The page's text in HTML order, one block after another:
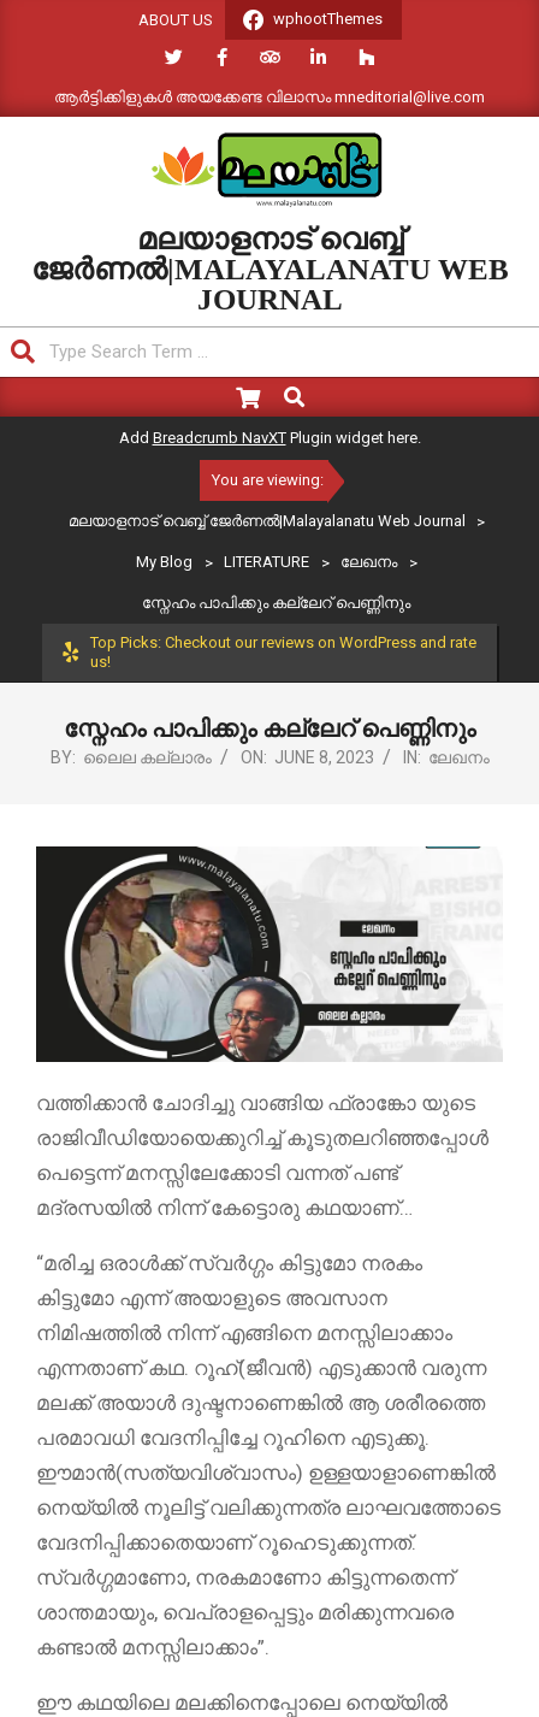
ABOUT US wphootThemes
ആർട്ടിക്കിളുകൾ അയക്കേണ്ട വിലാസം mneditorial@live.com
മലയാളനാട് വെബ്ബ്
ജേർണൽ|MALAYALANATU WEB
JOURNAL
Navigation
Search
Add Breadcrumb NavXTPlugin widget here.
You are viewing:
മലയാളനാട് വെബ്ബ് ജേർണൽ|Malayalanatu Web Journal >
My Blog > LITERATURE > ലേഖനം >
സ്നേഹം പാപിക്കും കല്ലേറ് പെണ്ണിനും
Top Picks: Checkout our reviews on WordPress and rate
us!
സ്നേഹം പാപിക്കും കല്ലേറ് പെണ്ണിനും
BY: ലൈല കല്ലാരം ON: JUNE 8, 2023 IN: ലേഖനം
വത്തിക്കാൻ ചോദിച്ചു വാങ്ങിയ ഫ്രാങ്കോ യുടെ
രാജിവീഡിയോയെക്കുറിച്ച് കൂടുതലറിഞ്ഞപ്പോൾ
പെട്ടെന്ന് മനസ്സിലേക്കോടി വന്നത് പണ്ട്
മദ്രസയിൽ നിന്ന് കേട്ടൊരു കഥയാണ്…
“മരിച്ച ഒരാൾക്ക് സ്വർഗ്ഗം കിട്ടുമോ നരകം
കിട്ടുമോ എന്ന് അയാളുടെ അവസാന
നിമിഷത്തിൽ നിന്ന് എങ്ങിനെ മനസ്സിലാക്കാം
എന്നതാണ് കഥ. റൂഹ്(ജീവൻ) എടുക്കാൻ വരുന്ന
മലക്ക് അയാൾ ദുഷ്ടനാണെങ്കിൽ ആ ശരീരത്തെ
പരമാവധി വേദനിപ്പിച്ചേ റൂഹിനെ എടുക്കൂ.
ഈമാൻ(സത്യവിശ്വാസം) ഉള്ളയാളാണെങ്കിൽ
നെയ്യിൽ നൂലിട്ട് വലിക്കുന്നത്ര ലാഘവത്തോടെ
വേദനിപ്പിക്കാതെയാണ് റൂഹെടുക്കുന്നത്.
സ്വർഗ്ഗമാണോ, നരകമാണോ കിട്ടുന്നതെന്ന്
ശാന്തമായും, വെപ്രാളപ്പെട്ടും മരിക്കുന്നവരെ
കണ്ടാൽ മനസ്സിലാക്കാം”.
ഈ കഥയിലെ മലക്കിനെപ്പോലെ നെയ്യിൽ